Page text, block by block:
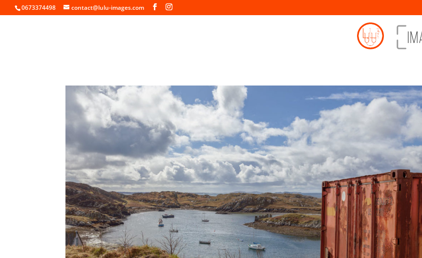
0673374498 contact@lulu-images.com